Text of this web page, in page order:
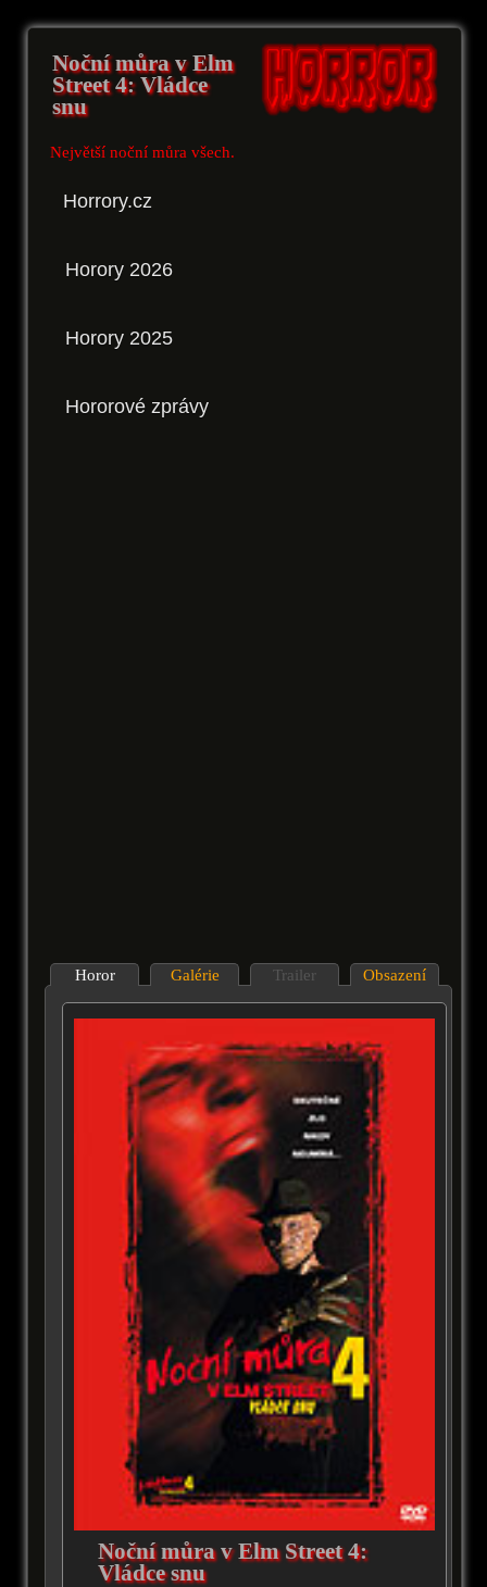
Noční můra v Elm
Street 4: Vládce
snu
Největší noční můra všech.
Horrory.cz
Horory 2026
Horory 2025
Hororové zprávy
Horor Galérie Trailer Obsazení
Noční můra v Elm Street 4:
Vládce snu